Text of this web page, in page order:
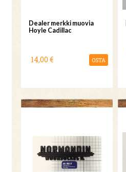
Dealer merkki muovia
Hoyle Cadillac
14,00 € OSTA